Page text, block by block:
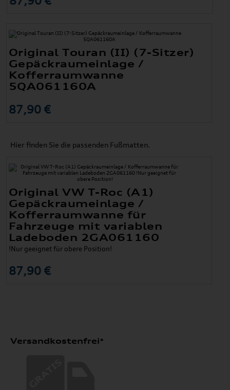
Original Touran (II) (7-Sitzer)
Gepäckraumeinlage /
Kofferraumwanne
5QA061160A
87,90 €
Hier finden Sie die passenden Fußmatten.
Original VW T-Roc (A1)
Gepäckraumeinlage /
Kofferraumwanne für
Fahrzeuge mit variablen
Ladeboden 2GA061160
!Nur geeignet für obere Position!
87,90 €
Versandkostenfrei*